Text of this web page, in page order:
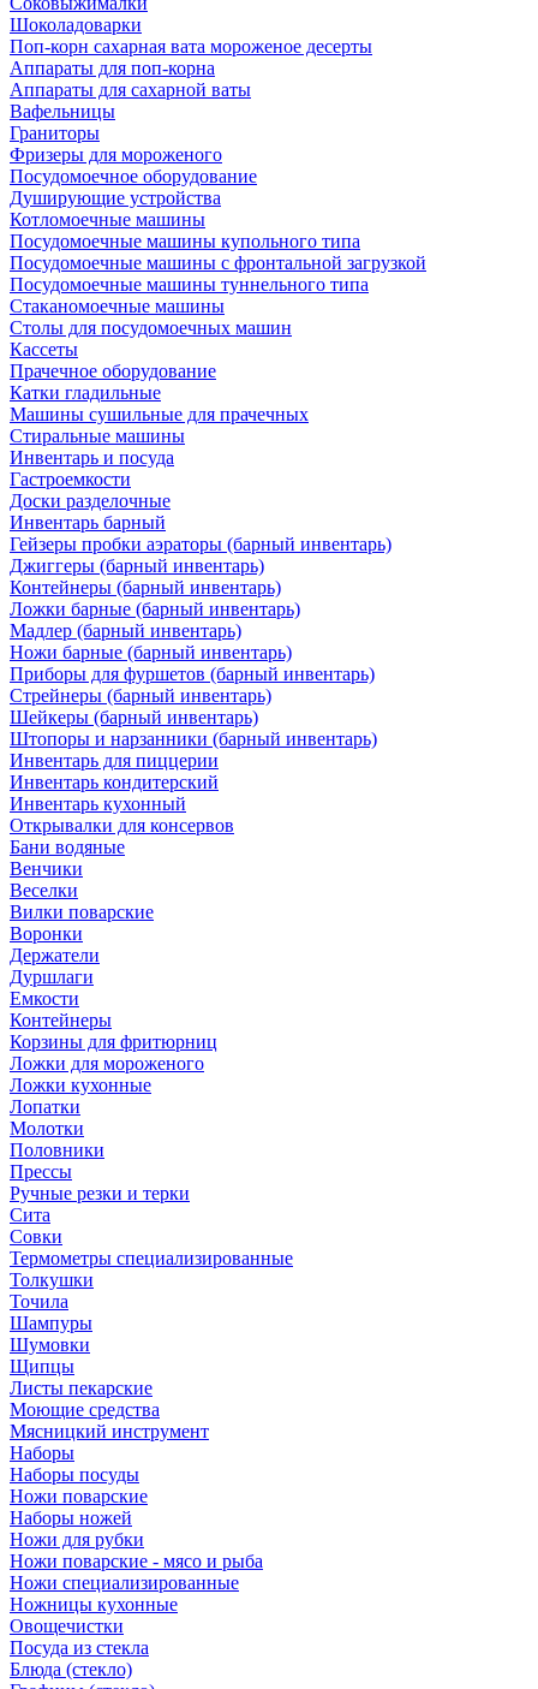
Шоколадоварки
Поп-корн сахарная вата мороженое десерты
Аппараты для поп-корна
Аппараты для сахарной ваты
Вафельницы
Граниторы
Фризеры для мороженого
Посудомоечное оборудование
Душирующие устройства
Котломоечные машины
Посудомоечные машины купольного типа
Посудомоечные машины с фронтальной загрузкой
Посудомоечные машины туннельного типа
Стаканомоечные машины
Столы для посудомоечных машин
Кассеты
Прачечное оборудование
Катки гладильные
Машины сушильные для прачечных
Стиральные машины
Инвентарь и посуда
Гастроемкости
Доски разделочные
Инвентарь барный
Гейзеры пробки аэраторы (барный инвентарь)
Джиггеры (барный инвентарь)
Контейнеры (барный инвентарь)
Ложки барные (барный инвентарь)
Мадлер (барный инвентарь)
Ножи барные (барный инвентарь)
Приборы для фуршетов (барный инвентарь)
Стрейнеры (барный инвентарь)
Шейкеры (барный инвентарь)
Штопоры и нарзанники (барный инвентарь)
Инвентарь для пиццерии
Инвентарь кондитерский
Инвентарь кухонный
Открывалки для консервов
Бани водяные
Венчики
Веселки
Вилки поварские
Воронки
Держатели
Дуршлаги
Емкости
Контейнеры
Корзины для фритюрниц
Ложки для мороженого
Ложки кухонные
Лопатки
Молотки
Половники
Прессы
Ручные резки и терки
Сита
Совки
Термометры специализированные
Толкушки
Точила
Шампуры
Шумовки
Щипцы
Листы пекарские
Моющие средства
Мясницкий инструмент
Наборы
Наборы посуды
Ножи поварские
Наборы ножей
Ножи для рубки
Ножи поварские - мясо и рыба
Ножи специализированные
Ножницы кухонные
Овощечистки
Посуда из стекла
Блюда (стекло)